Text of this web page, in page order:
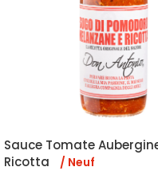
Sauce Tomate
Ricotta
/ Neuf